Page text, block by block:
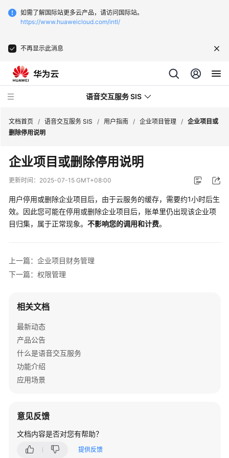
如需了解国际站更多云产品，请访问国际站。
https://www.huaweicloud.com/intl/
不再显示此消息
语音交互服务 SIS
最
新
动
服
务
品
绍
快
速
入
门
用
南
功
能
文档首页 / 语音交互服务 SIS / 用户指南 / 企业项目管理 / 企业项目或
删除停用说明
企业项目或删除停用说明
更新时间： 2025-07-15 GMT+08:00
用户停用或删除企业项目后，由于云服务的缓存，需要约1小时后生
效。因此您可能在停用或删除企业项目后，账单里仍出现该企业项
目归集，属于正常现象。 不影响您的调用和计费。
上一篇：企业项目财务管理
下一篇：权限管理
相关文档
最新动态
产品公告
什么是语音交互服务
功能介绍
应用场景
意见反馈
文档内容是否对您有帮助？
提供反馈